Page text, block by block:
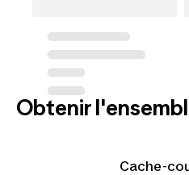
Obtenir
Cache-